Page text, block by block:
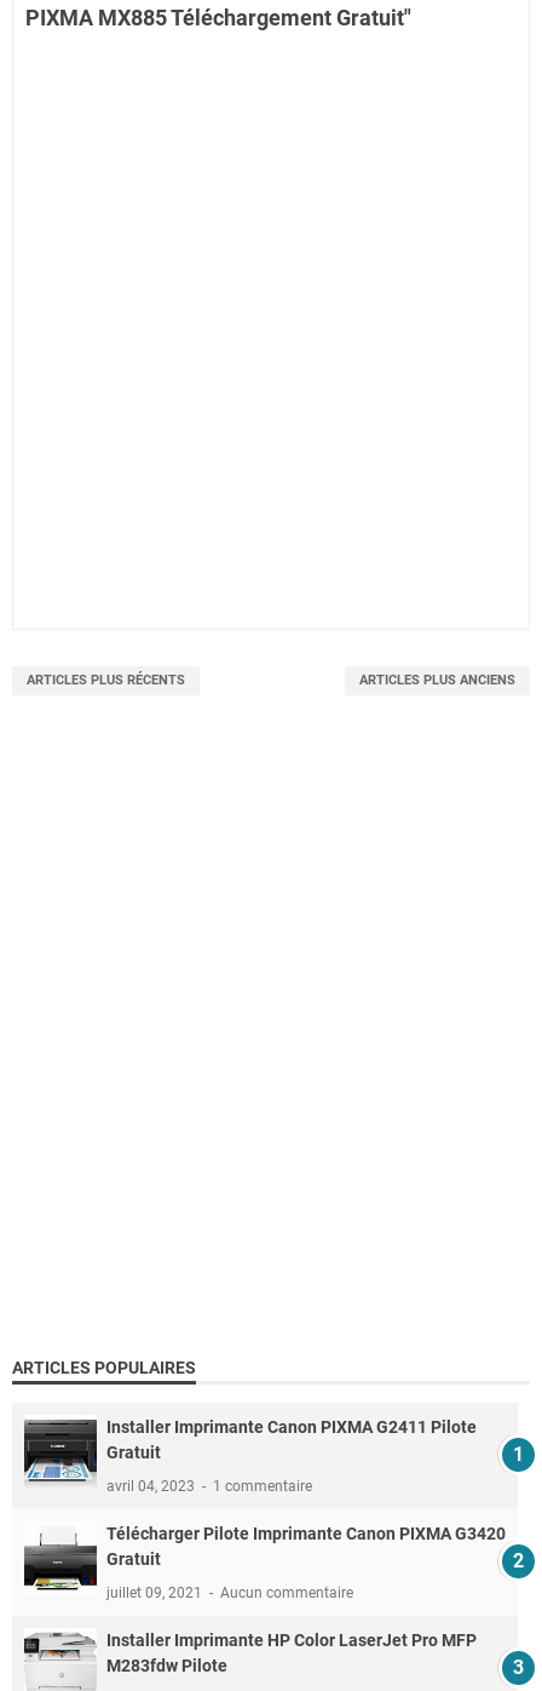
PIXMA MX885 Téléchargement Gratuit"
ARTICLES PLUS RÉCENTS ARTICLES PLUS ANCIENS
ARTICLES POPULAIRES
Installer Imprimante Canon PIXMA G2411 Pilote
Gratuit
avril 04, 2023 1 commentaire
Télécharger Pilote Imprimante Canon PIXMA G3420
Gratuit
juillet 09, 2021 Aucun commentaire
Installer Imprimante HP Color LaserJet Pro MFP
M283fdw Pilote